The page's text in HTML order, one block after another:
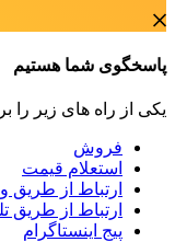
پاسخگوی شما هستیم
یکی از راه های زیر را
فروش
استعلام قیمت
ارتباط از طریق
ارتباط از طریق
پیج اینستاگرام